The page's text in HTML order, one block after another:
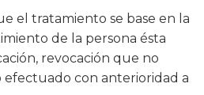
el tratamiento se base en la
de la persona ésta
revocación que no
con anterioridad a